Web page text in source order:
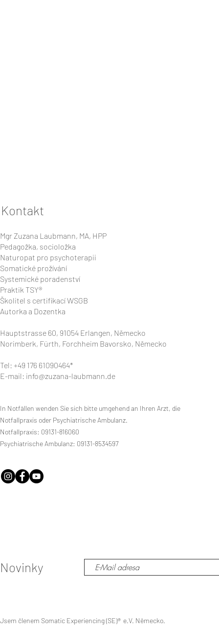
Kontakt
Mgr Zuzana Laubmann, MA, HPP
Pedagožka, socioložka
Naturopat pro psychoterapii
Somatické prožívání
Systemické poradenství
Praktik TSY®
Školitel s certifikací WSGB
Autorka a Dozentka
Hauptstrasse 60, 91054 Erlangen, Německo
Norimberk, Fürth, Forchheim Bavorsko, Německo
Tel: +49 176 61090464*
E-mail: info@zuzana-laubmann.de
In Notfällen wenden Sie sich bitte umgehend an Ihren Arzt, die
Notfallpraxis oder Psychiatrische Ambulanz.
Notfallpraxis: 09131-816060
Psychiatrische Ambulanz: 09131-8534597
Novinky
Jsem členem Somatic Experiencing (SE)® e.V. Německo.